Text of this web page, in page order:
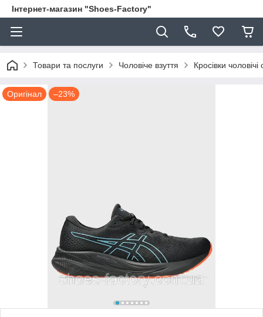
Інтернет-магазин "Shoes-Factory"
Товари та послуги Чоловіче взуття Кросівки чоловічі
Оригінал –23%